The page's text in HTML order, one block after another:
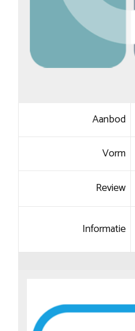
Aanbod
Vorm
Review
Informatie